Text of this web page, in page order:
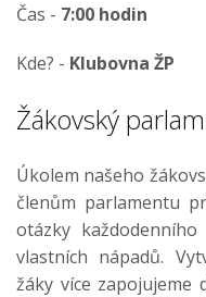
Čas - 7:00 hodin
Kde? - Klubovna ŽP
Žákovský
Úkolem našeho
členům parlamentu
otázky
vlastních nápadů.
žáky více zapojujeme